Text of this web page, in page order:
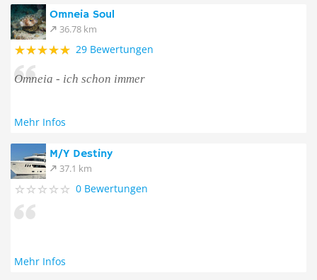
Omneia Soul
36.78 km
29 Bewertungen
Omneia - ich schon immer
Mehr Infos
M/Y Destiny
37.1 km
0 Bewertungen
Mehr Infos